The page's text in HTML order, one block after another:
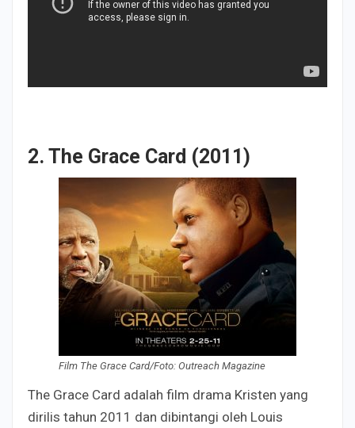
2. The Grace Card (2011)
Film The Grace Card/Foto: Outreach Magazine
The Grace Card adalah film drama Kristen yang
dirilis tahun 2011 dan dibintangi oleh Louis